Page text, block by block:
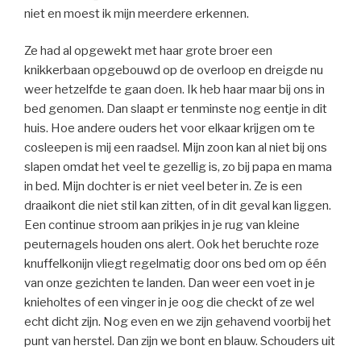
niet en moest ik mijn meerdere erkennen.
Ze had al opgewekt met haar grote broer een
knikkerbaan opgebouwd op de overloop en dreigde nu
weer hetzelfde te gaan doen. Ik heb haar maar bij ons in
bed genomen. Dan slaapt er tenminste nog eentje in dit
huis. Hoe andere ouders het voor elkaar krijgen om te
cosleepen is mij een raadsel. Mijn zoon kan al niet bij ons
slapen omdat het veel te gezellig is, zo bij papa en mama
in bed. Mijn dochter is er niet veel beter in. Ze is een
draaikont die niet stil kan zitten, of in dit geval kan liggen.
Een continue stroom aan prikjes in je rug van kleine
peuternagels houden ons alert. Ook het beruchte roze
knuffelkonijn vliegt regelmatig door ons bed om op één
van onze gezichten te landen. Dan weer een voet in je
knieholtes of een vinger in je oog die checkt of ze wel
echt dicht zijn. Nog even en we zijn gehavend voorbij het
punt van herstel. Dan zijn we bont en blauw. Schouders uit